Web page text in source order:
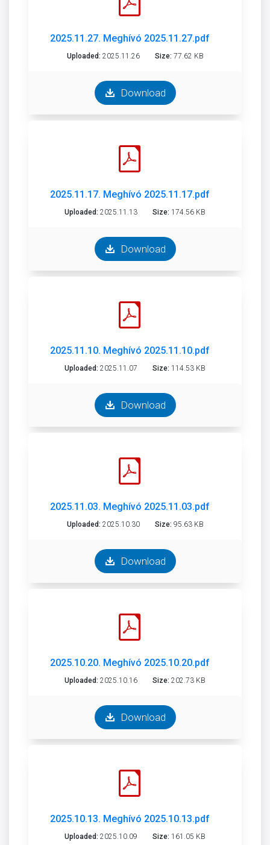
2025.11.27. Meghívó 2025.11.27.pdf
Uploaded: 2025.11.26 Size: 77.62 KB
Download
2025.11.17. Meghívó 2025.11.17.pdf
Uploaded: 2025.11.13 Size: 174.56 KB
Download
2025.11.10. Meghívó 2025.11.10.pdf
Uploaded: 2025.11.07 Size: 114.53 KB
Download
2025.11.03. Meghívó 2025.11.03.pdf
Uploaded: 2025.10.30 Size: 95.63 KB
Download
2025.10.20. Meghívó 2025.10.20.pdf
Uploaded: 2025.10.16 Size: 202.73 KB
Download
2025.10.13. Meghívó 2025.10.13.pdf
Uploaded: 2025.10.09 Size: 161.05 KB